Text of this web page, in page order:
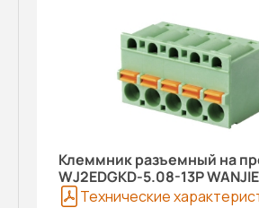
Клеммник разъемный на
WJ2EDGKD-5.08-13P WANJIE
Технические